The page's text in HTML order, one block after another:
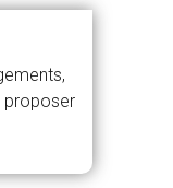
proposer